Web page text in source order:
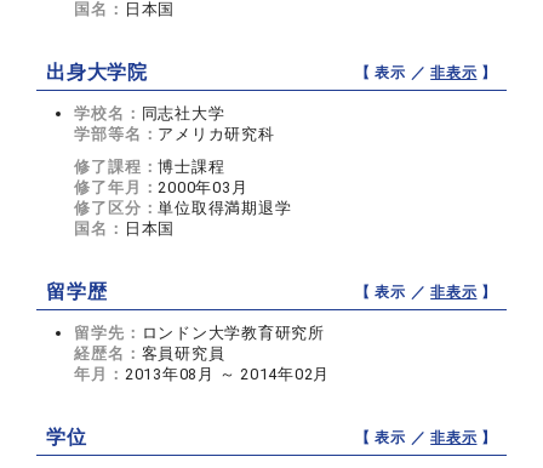
国名： 日本国
出身大学院 【 表示 ／非表示 】
学校名： 同志社大学
学部等名： アメリカ研究科
修了課程：博士課程
修了年月：2000年03月
修了区分：単位取得満期退学
国名： 日本国
留学歴 【 表示 ／非表示 】
留学先： ロンドン大学教育研究所
経歴名： 客員研究員
年月： 2013年08月 ～ 2014年02月
学位 【 表示 ／非表示 】